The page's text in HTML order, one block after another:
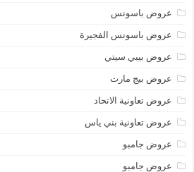
عروض باسونس
عروض باسونس الفجيرة
عروض بيبي سيتي
عروض بيج مارت
عروض تعاونية الاتحاد
عروض تعاونية بني ياس
عروض جامبو
عروض جامبو